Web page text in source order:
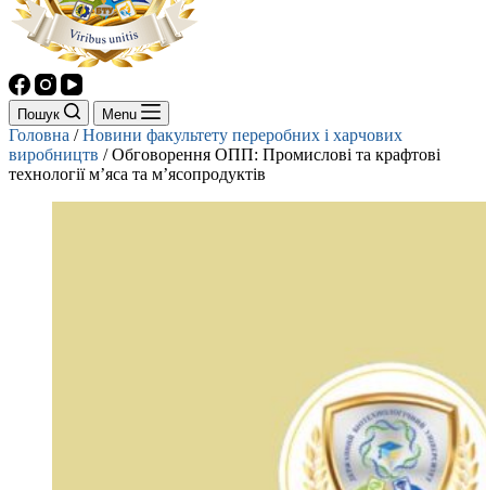
Пошук Menu
Головна /Новини факультету переробних і харчових
виробництв /Обговорення ОПП: Промислові та крафтові
технології мʼяса та мʼясопродуктів